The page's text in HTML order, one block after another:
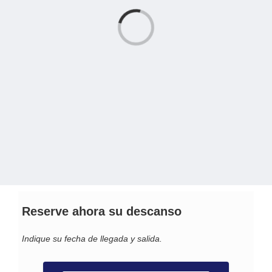
RESERVAR CRIOTERAPIALoading...
Reserve ahora su descanso
Indique su fecha de llegada y salida.